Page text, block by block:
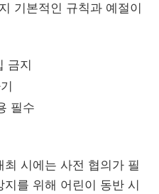
기본적인 규칙과 예절이
금지
필수
시에는 사전 협의가 필
를 위해 어린이 동반 시